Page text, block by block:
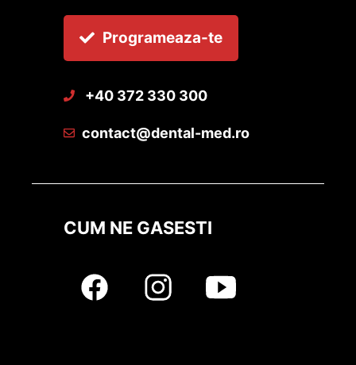
Programeaza-te
+40 372 330 300
contact@dental-med.ro
CUM NE GASESTI